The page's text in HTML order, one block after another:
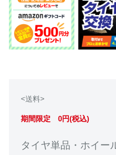
<送料>
期間限定 0円(税込)
タイヤ単品・ホイー